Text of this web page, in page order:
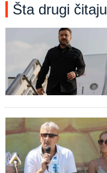
Šta drugi čitaju